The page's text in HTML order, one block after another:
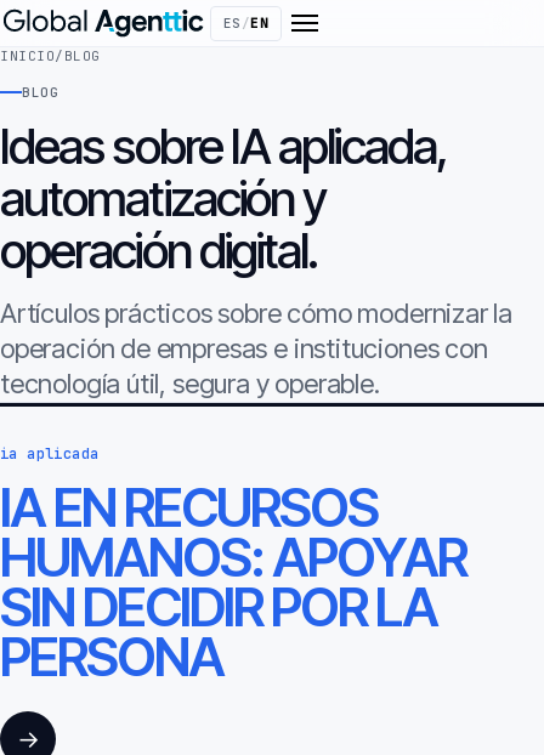
ES /EN
INICIO/ BLOG
BLOG
Ideas sobre IA aplicada,
automatización y
operación digital.
Artículos prácticos sobre cómo modernizar la
operación de empresas e instituciones con
tecnología útil, segura y operable.
ia aplicada
IA EN RECURSOS
HUMANOS: APOYAR
SIN DECIDIR POR LA
PERSONA
→